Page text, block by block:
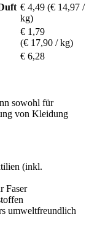
€ 4,49 (€ 14,97 /
kg)
€ 1,79
(€ 17,90 / kg)
€ 6,28
sowohl für
von Kleidung
(inkl.
Faser
umweltfreundlich